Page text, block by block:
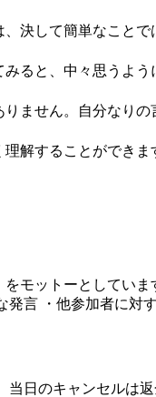
決して簡単なことで
ると、中々思うよ
ません。自分なりの
解することができま
モットーとしてい
言 ・他参加者に
日のキャンセルは